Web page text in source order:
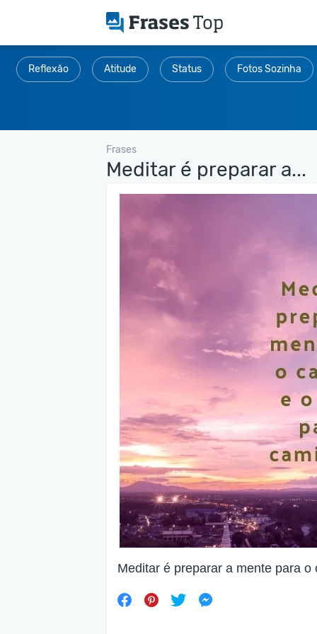
Reflexão Atitude Status Fotos Sozinha
Frases
Meditar é preparar a...
Meditar é preparar a mente para